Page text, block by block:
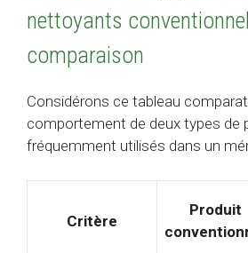
nettoyants
comparaison
Considérons ce tableau
comportement de deux types de
fréquemment utilisés dans un
Critère
Produit